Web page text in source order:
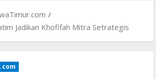
Jadikan Khofifah Mitra Setrategis